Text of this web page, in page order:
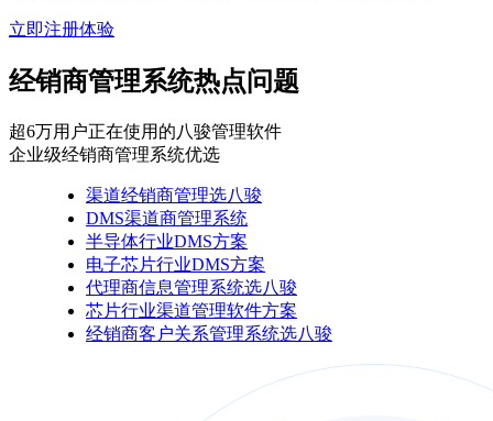
立即注册体验
经销商管理系统热点问题
超6万用户正在使用的八骏管理软件
企业级经销商管理系统优选
渠道经销商管理选八骏
DMS渠道商管理系统
半导体行业DMS方案
电子芯片行业DMS方案
代理商信息管理系统选八骏
芯片行业渠道管理软件方案
经销商客户关系管理系统选八骏